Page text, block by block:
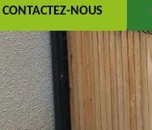
CONTACTEZ-NOUS